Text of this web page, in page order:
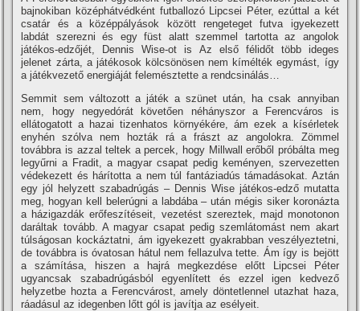
bajnokiban középhátvédként futballozó Lipcsei Péter, ezúttal a két
csatár és a középpályások között rengeteget futva igyekezett
labdát szerezni és egy füst alatt szemmel tartotta az angolok
játékos-edzőjét, Dennis Wise-ot is Az első félidőt több ideges
jelenet zárta, a játékosok kölcsönösen nem kí­mélték egymást, í­gy
a játékvezető energiáját felemésztette a rendcsinálás…
Semmit sem változott a játék a szünet után, ha csak annyiban
nem, hogy negyedórát követően néhányszor a Ferencváros is
ellátogatott a hazai tizenhatos környékére, ám ezek a kí­sérletek
enyhén szólva nem hozták rá a frászt az angolokra. Zömmel
továbbra is azzal teltek a percek, hogy Millwall erőből próbálta meg
legyűrni a Fradit, a magyar csapat pedig keményen, szervezetten
védekezett és hárí­totta a nem túl fantáziadús támadásokat. Aztán
egy jól helyzett szabadrúgás – Dennis Wise játékos-edző mutatta
meg, hogyan kell belerúgni a labdába – után mégis siker koronázta
a házigazdák erőfeszí­téseit, vezetést szereztek, majd monotonon
daráltak tovább. A magyar csapat pedig szemlátomást nem akart
túlságosan kockáztatni, ám igyekezett gyakrabban veszélyeztetni,
de továbbra is óvatosan hátul nem fellazulva tette. Ám í­gy is bejött
a számí­tása, hiszen a hajrá megkezdése előtt Lipcsei Péter
ugyancsak szabadrúgásból egyenlí­tett és ezzel igen kedvező
helyzetbe hozta a Ferencvárost, amely döntetlennel utazhat haza,
ráadásul az idegenben lőtt gól is javí­tja az esélyeit.